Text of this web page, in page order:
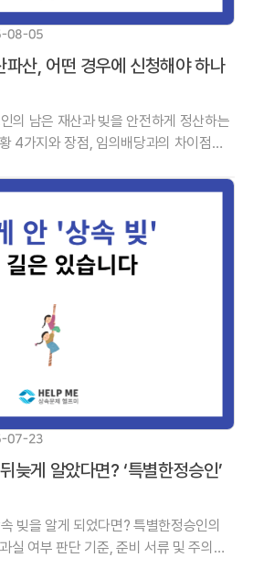
08-05
산, 어떤 경우에 신청해야 하나
의 남은 재산과 빚을 안전하게 정산하는
4가지와 장점, 임의배당과의 차이점을
07-23
늦게 알았다면? ‘특별한정승인’
빚을 알게 되었다면? 특별한정승인의
실 여부 판단 기준, 준비 서류 및 주의사